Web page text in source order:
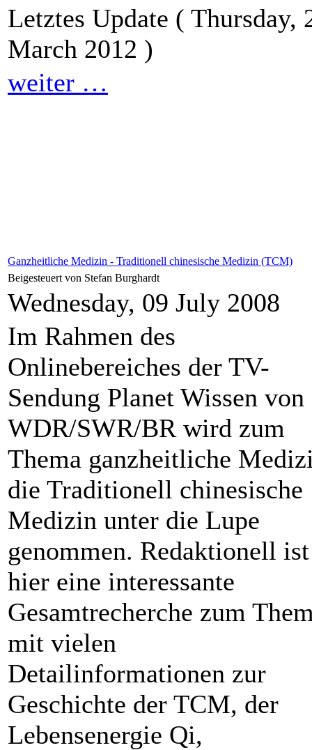
Letztes Update ( Thursday,
March 2012 )
weiter …
Ganzheitliche Medizin - Traditionell chinesische Medizin (TCM)
Beigesteuert von Stefan Burghardt
Wednesday, 09 July 2008
Im Rahmen des
Onlinebereiches der TV-
Sendung Planet Wissen von
WDR/SWR/BR wird zum
Thema ganzheitliche
die Traditionell chinesische
Medizin unter die Lupe
genommen. Redaktionell ist
hier eine interessante
Gesamtrecherche zum
mit vielen
Detailinformationen zur
Geschichte der TCM, der
Lebensenergie Qi,